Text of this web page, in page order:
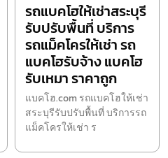
รถแบคโฮให้เช่าสระบุรี
รับปรับพื้นที่ บริการ
รถแม็คโครให้เช่า รถ
แบคโฮรับจ้าง แบคโฮ
รับเหมา ราคาถูก
แบคโฮ.com รถแบคโฮให้เช่า
สระบุรีรับปรับพื้นที่ บริการรถ
แม็คโครให้เช่า ร